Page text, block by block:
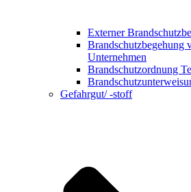
Externer
Brandschutzbegehung
Unternehmen
Brandschutzordnung
Gefahrgut/ -stoff